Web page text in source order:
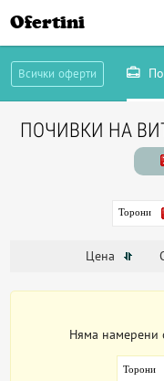
Ofertini
Всички оферти
ПОЧИВКИ НА
Торони
Цена
Няма намерени
Торони